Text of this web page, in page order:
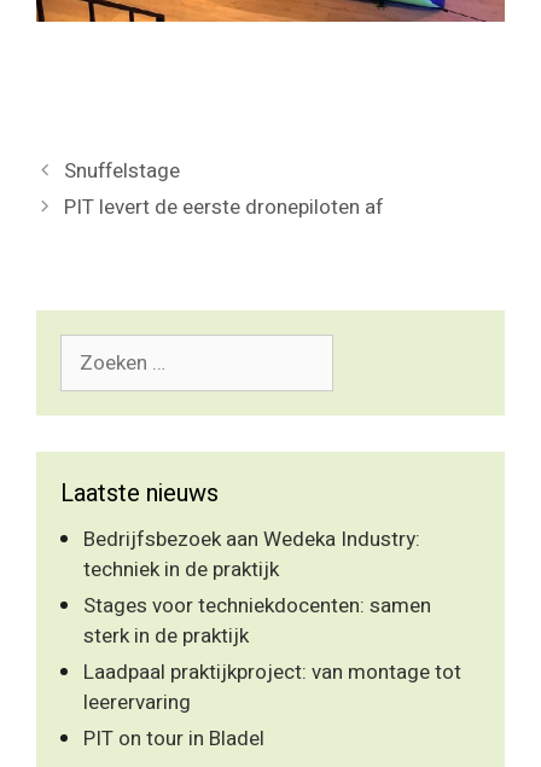
Snuffelstage
PIT levert de eerste dronepiloten af
Zoek
naar:
Laatste nieuws
Bedrijfsbezoek aan Wedeka Industry:
techniek in de praktijk
Stages voor techniekdocenten: samen
sterk in de praktijk
Laadpaal praktijkproject: van montage tot
leerervaring
PIT on tour in Bladel